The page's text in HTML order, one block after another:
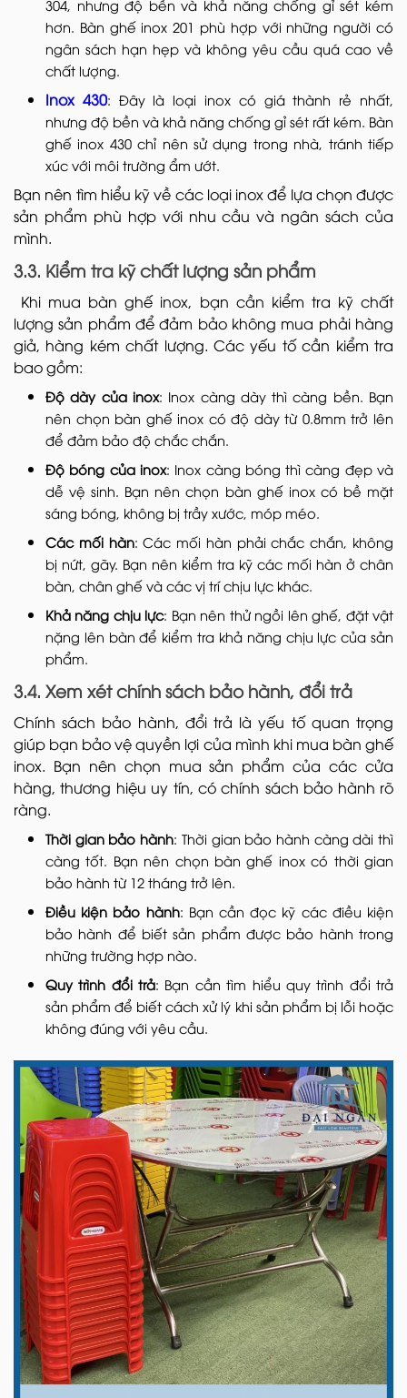
304, nhưng độ bền và khả năng chống gỉ sét kém
hơn. Bàn ghế inox 201 phù hợp với những người có
ngân sách hạn hẹp và không yêu cầu quá cao về
chất lượng.
Inox 430: Đây là loại inox có giá thành rẻ nhất,
nhưng độ bền và khả năng chống gỉ sét rất kém. Bàn
ghế inox 430 chỉ nên sử dụng trong nhà, tránh tiếp
xúc với môi trường ẩm ướt.
Bạn nên tìm hiểu kỹ về các loại inox để lựa chọn được
sản phẩm phù hợp với nhu cầu và ngân sách của
mình.
3.3. Kiểm tra kỹ chất lượng sản phẩm
Khi mua bàn ghế inox, bạn cần kiểm tra kỹ chất
lượng sản phẩm để đảm bảo không mua phải hàng
giả, hàng kém chất lượng. Các yếu tố cần kiểm tra
bao gồm:
Độ dày của inox: Inox càng dày thì càng bền. Bạn
nên chọn bàn ghế inox có độ dày từ 0.8mm trở lên
để đảm bảo độ chắc chắn.
Độ bóng của inox: Inox càng bóng thì càng đẹp và
dễ vệ sinh. Bạn nên chọn bàn ghế inox có bề mặt
sáng bóng, không bị trầy xước, móp méo.
Các mối hàn: Các mối hàn phải chắc chắn, không
bị nứt, gãy. Bạn nên kiểm tra kỹ các mối hàn ở chân
bàn, chân ghế và các vị trí chịu lực khác.
Khả năng chịu lực: Bạn nên thử ngồi lên ghế, đặt vật
nặng lên bàn để kiểm tra khả năng chịu lực của sản
phẩm.
3.4. Xem xét chính sách bảo hành, đổi trả
Chính sách bảo hành, đổi trả là yếu tố quan trọng
giúp bạn bảo vệ quyền lợi của mình khi mua bàn ghế
inox. Bạn nên chọn mua sản phẩm của các cửa
hàng, thương hiệu uy tín, có chính sách bảo hành rõ
ràng.
Thời gian bảo hành: Thời gian bảo hành càng dài thì
càng tốt. Bạn nên chọn bàn ghế inox có thời gian
bảo hành từ 12 tháng trở lên.
Điều kiện bảo hành: Bạn cần đọc kỹ các điều kiện
bảo hành để biết sản phẩm được bảo hành trong
những trường hợp nào.
Quy trình đổi trả: Bạn cần tìm hiểu quy trình đổi trả
sản phẩm để biết cách xử lý khi sản phẩm bị lỗi hoặc
không đúng với yêu cầu.